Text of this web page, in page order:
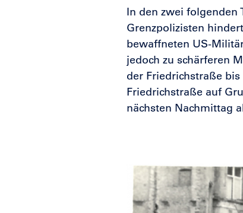
In den zwei folgenden
Grenzpolizisten
bewaffneten US-
jedoch zu schärferen
der Friedrichstraße
Friedrichstraße auf
nächsten Nachmittag